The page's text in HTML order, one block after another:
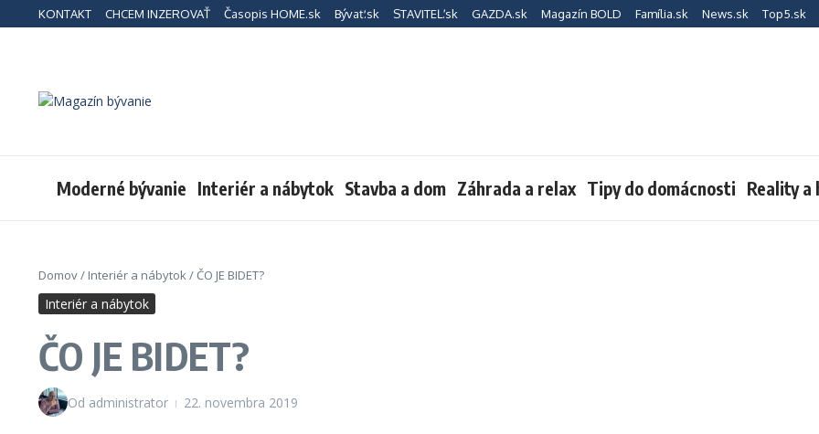
Preskočiť na obsah
KONTAKT CHCEM INZEROVAŤ Časopis HOME.sk Bývať.sk STAVITEĽ.sk GAZDA.sk Magazín BOLD Família.sk News.sk Top5.sk
Moderné bývanie Interiér a nábytok Stavba a dom Záhrada a relax Tipy do domácnosti Reality a
Domov/ Interiér a nábytok/ČO JE BIDET?
Interiér a nábytok
ČO JE BIDET?
Od administrator 22. novembra 2019